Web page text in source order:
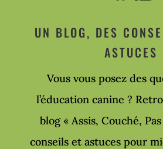
UN BLOG, DES
ASTUCES
Vous vous posez des
l’éducation canine ?
blog « Assis, Couché,
conseils et astuces pour